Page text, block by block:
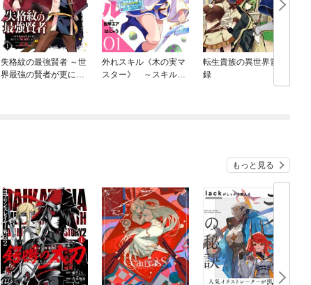
失格紋の最強賢者 ～世
界最強の賢者が更に強
外れスキル《木の実マ
スター》 ～スキルの
転生貴族の異世界冒険
録
もっと見る